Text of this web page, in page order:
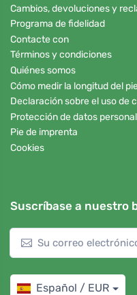
Cambios, devoluciones y
Programa de fidelidad
Contacte con
Términos y condiciones
Quiénes somos
Cómo medir la longitud del
Declaración sobre el uso de
Protección de datos
Pie de imprenta
Cookies
Suscríbase a nuestro
Español / EUR